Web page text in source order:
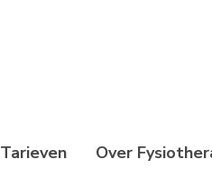
Tarieven Over